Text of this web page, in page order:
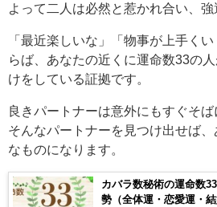
よって二人は必然と惹かれ合い、強
「最近楽しいな」「物事が上手く
らば、あなたの近くに運命数33の
けをしている証拠です。
良きパートナーは意外にもすぐそば
そんなパートナーを見つけ出せば
なものになります。
カバラ数秘術の運命数
勢（全体運・恋愛運・